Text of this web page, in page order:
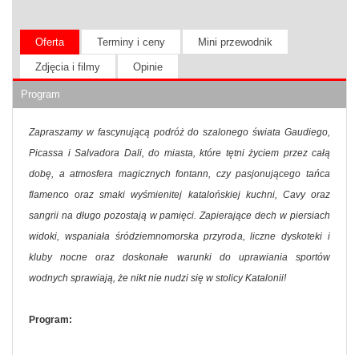
Oferta Terminy i ceny Mini przewodnik
Zdjęcia i filmy Opinie
Program
Zapraszamy w fascynującą podróż do szalonego świata Gaudiego,
Picassa i Salvadora Dali, do miasta, które tętni życiem przez całą
dobę, a atmosfera magicznych fontann, czy pasjonującego tańca
flamenco oraz smaki wyśmienitej katalońskiej kuchni, Cavy oraz
sangrii na długo pozostają w pamięci. Zapierające dech w piersiach
widoki, wspaniała śródziemnomorska przyroda, liczne dyskoteki i
kluby nocne oraz doskonałe warunki do uprawiania sportów
wodnych sprawiają, że nikt nie nudzi się w stolicy Katalonii!
Program: